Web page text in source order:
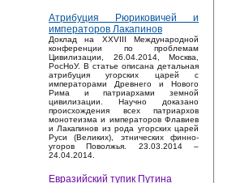
Атрибуция Рюриковичей и
императоров Лакапинов
Доклад на XXVIII Международной
конференции по проблемам
Цивилизации, 26.04.2014, Москва,
РосНоУ. В статье описана детальная
атрибуция угорских царей с
императорами Древнего и Нового
Рима и патриархами земной
цивилизации. Научно доказано
происхождения всех патриархов
монотеизма и императоров Флавиев
и Лакапинов из рода угорских царей
Руси (Великих), этнических финно-
угоров Поволжья. 23.03.2014 –
24.04.2014.
Евразийский тупик Путина